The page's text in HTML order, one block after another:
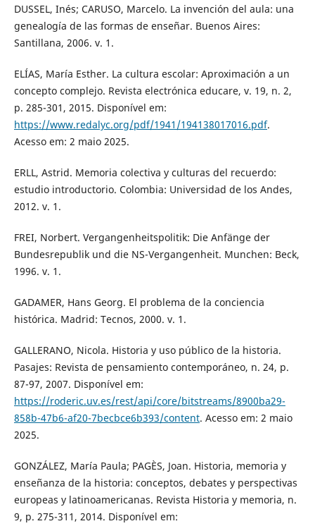
DUSSEL, Inés; CARUSO, Marcelo. La invención del aula: una
genealogía de las formas de enseñar. Buenos Aires:
Santillana, 2006. v. 1.
ELÍAS, María Esther. La cultura escolar: Aproximación a un
concepto complejo. Revista electrónica educare, v. 19, n. 2,
p. 285-301, 2015. Disponível em:
https://www.redalyc.org/pdf/1941/194138017016.pdf.
Acesso em: 2 maio 2025.
ERLL, Astrid. Memoria colectiva y culturas del recuerdo:
estudio introductorio. Colombia: Universidad de los Andes,
2012. v. 1.
FREI, Norbert. Vergangenheitspolitik: Die Anfänge der
Bundesrepublik und die NS-Vergangenheit. Munchen: Beck,
1996. v. 1.
GADAMER, Hans Georg. El problema de la conciencia
histórica. Madrid: Tecnos, 2000. v. 1.
GALLERANO, Nicola. Historia y uso público de la historia.
Pasajes: Revista de pensamiento contemporáneo, n. 24, p.
87-97, 2007. Disponível em:
https://roderic.uv.es/rest/api/core/bitstreams/8900ba29-
858b-47b6-af20-7becbce6b393/content. Acesso em: 2 maio
2025.
GONZÁLEZ, María Paula; PAGÈS, Joan. Historia, memoria y
enseñanza de la historia: conceptos, debates y perspectivas
europeas y latinoamericanas. Revista Historia y memoria, n.
9, p. 275-311, 2014. Disponível em: